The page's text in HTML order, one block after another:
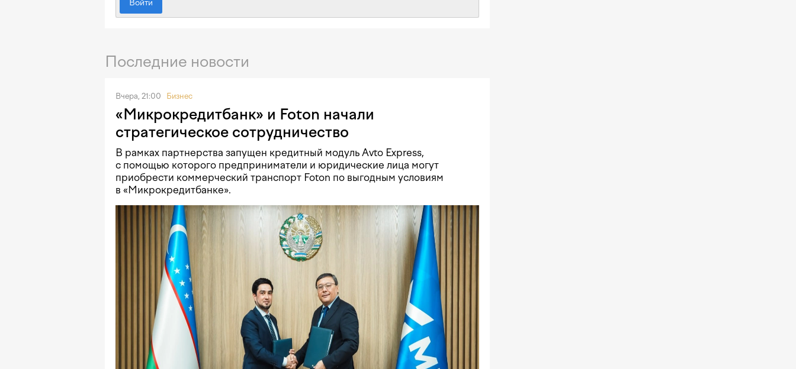
Войти
Последние новости
Вчера, 21:00 Бизнес
«Микрокредитбанк» и Foton начали
стратегическое сотрудничество
В рамках партнерства запущен кредитный модуль Avto Express,
с помощью которого предприниматели и юридические лица могут
приобрести коммерческий транспорт Foton по выгодным условиям
в «Микрокредитбанке».